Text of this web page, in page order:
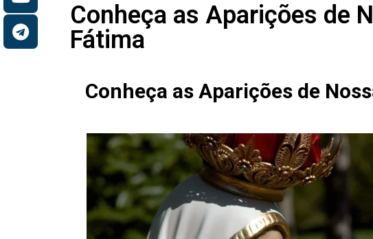
Conheça as Aparições de
Fátima
Conheça as Aparições de